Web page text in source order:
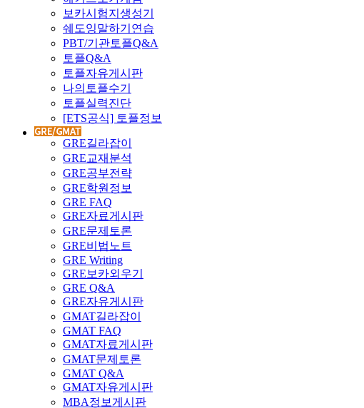
보카시험지생성기
쉐도잉말하기연습
PBT/기관토플Q&A
토플Q&A
토플자유게시판
나의토플수기
토플실력진단
[ETS공식] 토플정보
GRE길라잡이
GRE교재분석
GRE공부전략
GRE학원정보
GRE FAQ
GRE자료게시판
GRE문제토론
GRE비법노트
GRE Writing
GRE보카외우기
GRE Q&A
GRE자유게시판
GMAT길라잡이
GMAT FAQ
GMAT자료게시판
GMAT문제토론
GMAT Q&A
GMAT자유게시판
MBA정보게시판